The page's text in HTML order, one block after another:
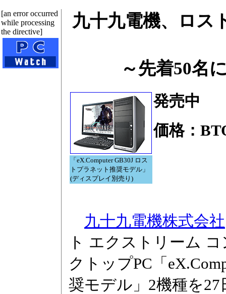
[an error occurred
while processing
the directive]
九十九電機、ロス
～先着50名
「eX.Computer GB30J ロス
トプラネット推奨モデル」
(ディスプレイ別売り)
発売中
価格：
九十九電機株式会社
ト エクストリーム
クトップPC「
奨モデル」2機種を